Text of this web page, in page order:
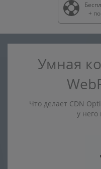
+
Умная
Что делает CDN
у